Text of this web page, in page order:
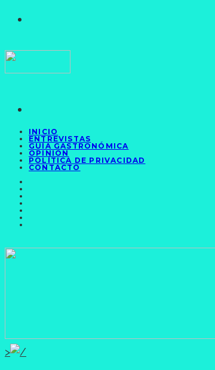
INICIO
ENTREVISTAS
GUÍA GASTRONÓMICA
OPINIÓN
POLÍTICA DE PRIVACIDAD
CONTACTO
>